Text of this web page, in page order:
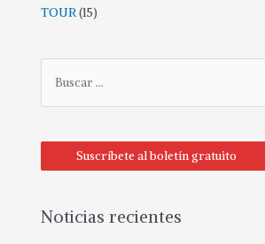
TOUR(15)
Suscríbete al boletín gratuito
Noticias recientes